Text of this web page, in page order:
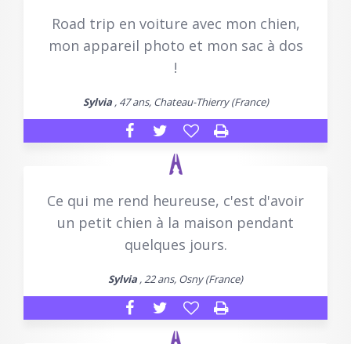
Road trip en voiture avec mon chien,
mon appareil photo et mon sac à dos
!
Sylvia, 47 ans, Chateau-Thierry (France)
Ce qui me rend heureuse, c'est d'avoir
un petit chien à la maison pendant
quelques jours.
Sylvia , 22 ans, Osny (France)